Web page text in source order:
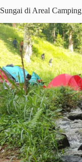
Sungai di Areal Camping